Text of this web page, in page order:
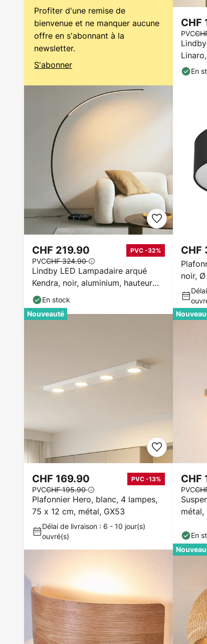
Profiter d'une remise de
bienvenue et ne manquer aucune
offre en s'abonnant à la
newsletter.
S'abonner
6 cm
CHF
PVC
En
Lindby LED Lampadaire arqué
Kendra, noir, aluminium, hauteur
180cm
CHF 219.90 PVC -32%
PVCCHF 324.90
En stock
noir,
CHF
Nouveauté
Plafonnier Hero, blanc, 4 lampes,
75 x 12 cm, métal, GX53
CHF 169.90 PVC -13%
PVCCHF 195.90
Délai de livraison : 6 - 10 jour(s)
ouvré(s)
CHF
PVC
En